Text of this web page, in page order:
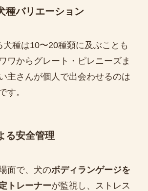
種バリエーション
犬種は10〜20種類に及ぶことも
ワからグレート・ピレニーズま
主さんが個人で出会わせるのは
す。
る安全管理
面で、犬のボディランゲージを
トレーナーが監視し、ストレス